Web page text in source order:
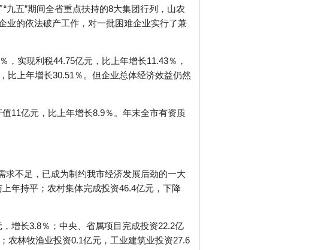
九五”期间全省重点扶持的8大集团行列，山农
业的依法破产工作，对一批困难企业实行了兼
实现利税44.75亿元，比上年增长11.43％，
比上年增长30.51％。但企业总体经济效益仍然
11亿元，比上年增长8.9％。年末全市有资质
求不足，已成为制约我市经济发展后劲的一大
年持平；农村集体完成投资46.4亿元，下降
增长3.8％；中央、省属项目完成投资22.2亿
农林牧渔业投资0.1亿元，工业建筑业投资27.6